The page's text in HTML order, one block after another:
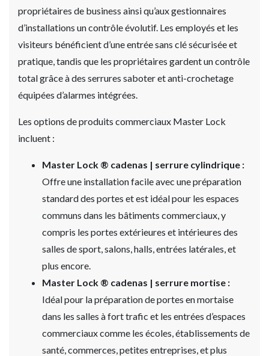
propriétaires de business ainsi qu’aux gestionnaires
d’installations un contrôle évolutif. Les employés et les
visiteurs bénéficient d’une entrée sans clé sécurisée et
pratique, tandis que les propriétaires gardent un contrôle
total grâce à des serrures saboter et anti-crochetage
équipées d’alarmes intégrées.
Les options de produits commerciaux Master Lock
incluent :
Master Lock ® cadenas | serrure cylindrique :
Offre une installation facile avec une préparation
standard des portes et est idéal pour les espaces
communs dans les bâtiments commerciaux, y
compris les portes extérieures et intérieures des
salles de sport, salons, halls, entrées latérales, et
plus encore.
Master Lock ® cadenas | serrure mortise :
Idéal pour la préparation de portes en mortaise
dans les salles à fort trafic et les entrées d’espaces
commerciaux comme les écoles, établissements de
santé, commerces, petites entreprises, et plus